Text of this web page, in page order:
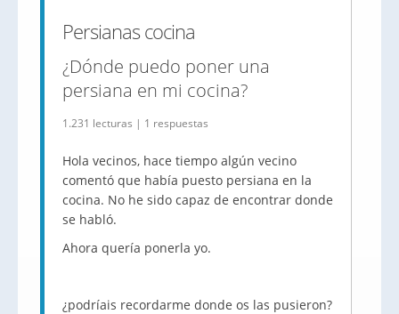
Persianas cocina
¿Dónde puedo poner una
persiana en mi cocina?
1.231 lecturas | 1 respuestas
Hola vecinos, hace tiempo algún vecino
comentó que había puesto persiana en la
cocina. No he sido capaz de encontrar donde
se habló.
Ahora quería ponerla yo.
¿podríais recordarme donde os las pusieron?